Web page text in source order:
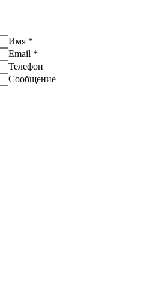
Имя *
Email *
Телефон
Сообщение